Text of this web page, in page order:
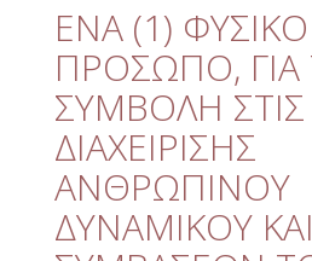
Staff
Quality
ETHICS
Useful Links
ΕΝΑ (1) ΦΥΣΙΚΟ
ΠΡΟΣΩΠΟ, ΓΙΑ
ΣΥΜΒΟΛΗ ΣΤΙΣ
ΔΙΑΧΕΙΡΙΣΗΣ
ΑΝΘΡΩΠΙΝΟΥ
ΔΥΝΑΜΙΚΟΥ ΚΑΙ